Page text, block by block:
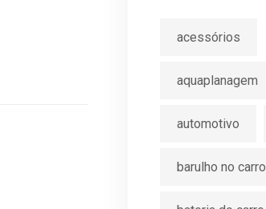
acessórios
aquaplanagem
automotivo
barulho no carro